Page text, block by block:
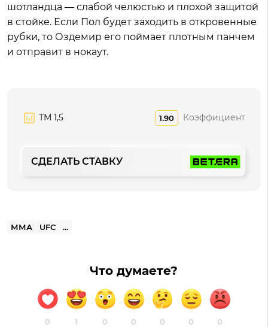
шотландца — слабой челюстью и плохой защитой
в стойке. Если Пол будет заходить в откровенные
рубки, то Оздемир его поймает плотным панчем
и отправит в нокаут.
ТМ 1,5 1.90 Коэффициент
СДЕЛАТЬ СТАВКУ
ММА UFC ...
Что думаете?
0 1 0 0 0 0 0